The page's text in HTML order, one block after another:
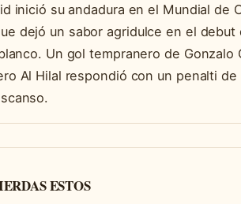
inició su andadura en el Mundial de
dejó un sabor agridulce en el debut
Un gol tempranero de Gonzalo
Al Hilal respondió con un penalti de
ESTOS